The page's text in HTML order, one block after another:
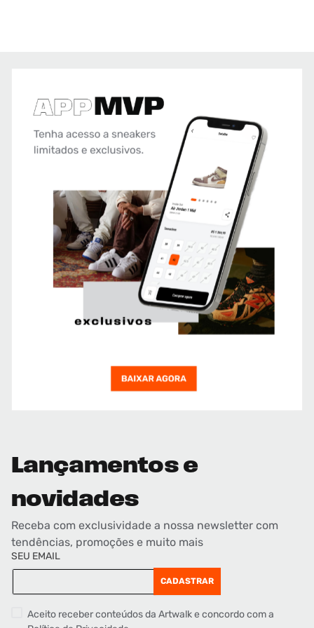
Lançamentos e
novidades
Receba com exclusividade a nossa newsletter com
tendências, promoções e muito mais
SEU EMAIL
CADASTRAR
Aceito receber conteúdos da Artwalk e concordo com a